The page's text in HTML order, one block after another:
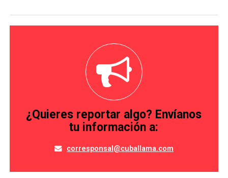
¿Quieres reportar algo? Envíanos
tu información a:
corresponsal@cuballama.com